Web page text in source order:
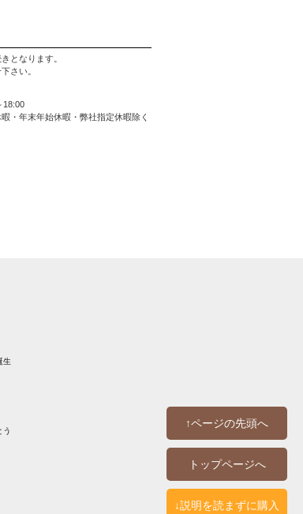
↑ページの先頭へ
トップページへ
↓説明を読まずに購入
となります。
さい。
18:00
・年末年始休暇・弊社指定休暇除く
生
う